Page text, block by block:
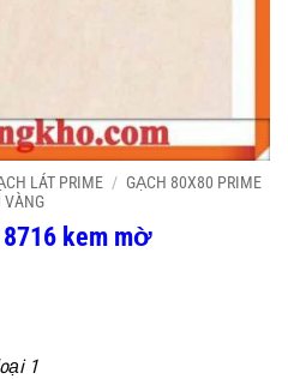
LÁT PRIME / GẠCH 80X80 PRIME
VÀNG
kem mờ
1